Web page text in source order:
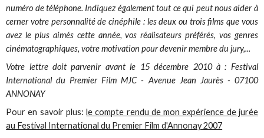
numéro de téléphone. Indiquez également tout ce qui peut nous aider à
cerner votre personnalité de cinéphile : les deux ou trois films que vous
avez le plus aimés cette année, vos réalisateurs préférés, vos genres
cinématographiques, votre motivation pour devenir membre du jury,...
Votre lettre doit parvenir avant le 15 décembre 2010 à : Festival
International du Premier Film MJC - Avenue Jean Jaurès - 07100
ANNONAY
Pour en savoir plus:le compte rendu de mon expérience de jurée
au Festival International du Premier Film d'Annonay 2007